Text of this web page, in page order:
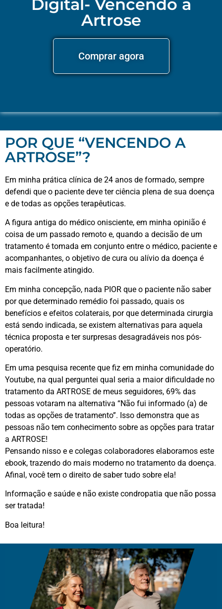
Digital- Vencendo a
Artrose
Comprar agora
POR QUE “VENCENDO A
ARTROSE”?
Em minha prática clínica de 24 anos de formado, sempre
defendi que o paciente deve ter ciência plena de sua doença
e de todas as opções terapêuticas.
A figura antiga do médico onisciente, em minha opinião é
coisa de um passado remoto e, quando a decisão de um
tratamento é tomada em conjunto entre o médico, paciente e
acompanhantes, o objetivo de cura ou alívio da doença é
mais facilmente atingido.
Em minha concepção, nada PIOR que o paciente não saber
por que determinado remédio foi passado, quais os
benefícios e efeitos colaterais, por que determinada cirurgia
está sendo indicada, se existem alternativas para aquela
técnica proposta e ter surpresas desagradáveis nos pós-
operatório.
Em uma pesquisa recente que fiz em minha comunidade do
Youtube, na qual perguntei qual seria a maior dificuldade no
tratamento da ARTROSE de meus seguidores, 69% das
pessoas votaram na alternativa “Não fui informado (a) de
todas as opções de tratamento”. Isso demonstra que as
pessoas não tem conhecimento sobre as opções para tratar
a ARTROSE!
Pensando nisso e e colegas colaboradores elaboramos este
ebook, trazendo do mais moderno no tratamento da doença.
Afinal, você tem o direito de saber tudo sobre ela!
Informação e saúde e não existe condropatia que não possa
ser tratada!
Boa leitura!